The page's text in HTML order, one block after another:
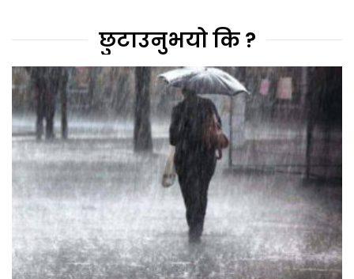
छुटाउनुभयो कि ?